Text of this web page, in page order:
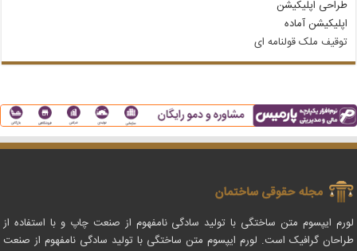
طراحی اپلیکیشن
اپلیکیشن آماده
توقیف ملک قولنامه‌ ای
لورم ایپسوم متن ساختگی با تولید سادگی نامفهوم از صنعت چاپ و با استفاده از
طراحان گرافیک است. لورم ایپسوم متن ساختگی با تولید سادگی نامفهوم از صنعت